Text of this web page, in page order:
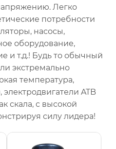
Легко
потребности
насосы,
оборудование,
и т.д.! Будь то обычный
экстремально
температура,
ATB
скала, с высокой
силу лидера!